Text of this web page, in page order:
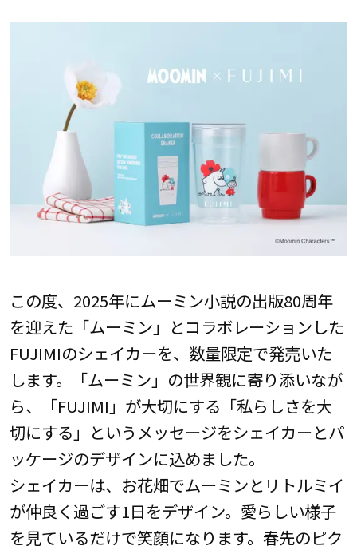
この度、2025年にムーミン小説の出版80周年
を迎えた「ムーミン」とコラボレーションした
FUJIMIのシェイカーを、数量限定で発売いた
します。「ムーミン」の世界観に寄り添いなが
ら、「FUJIMI」が大切にする「私らしさを大
切にする」というメッセージをシェイカーとパ
ッケージのデザインに込めました。
シェイカーは、お花畑でムーミンとリトルミイ
が仲良く過ごす1日をデザイン。愛らしい様子
を見ているだけで笑顔になります。春先のピク